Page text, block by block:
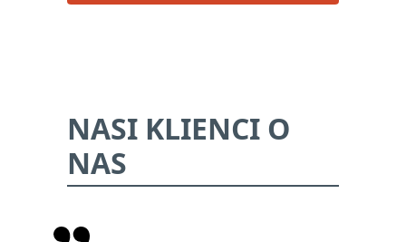
NASI KLIENCI O
NAS